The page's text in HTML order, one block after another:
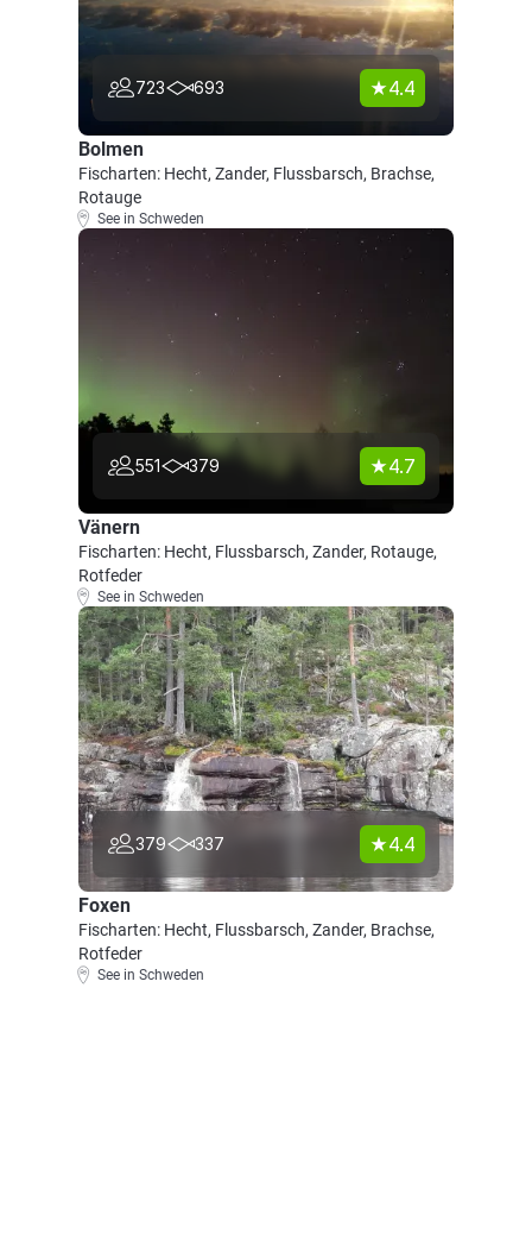
723 693 4.4
Bolmen
Fischarten: Hecht, Zander, Flussbarsch, Brachse,
Rotauge
See in Schweden
551 379 4.7
Vänern
Fischarten: Hecht, Flussbarsch, Zander, Rotauge,
Rotfeder
See in Schweden
379 337 4.4
Foxen
Fischarten: Hecht, Flussbarsch, Zander, Brachse,
Rotfeder
See in Schweden